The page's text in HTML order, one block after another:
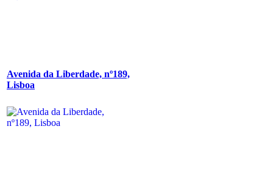
Avenida da Liberdade, nº189,
Lisboa